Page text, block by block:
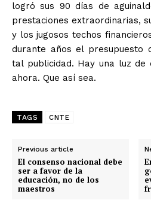
logró sus 90 días de
prestaciones extraordinarias,
y los jugosos techos
durante años el presupuesto
tal publicidad. Hay una luz de
ahora. Que así sea.
TAGS CNTE
Previous article
El consenso nacional debe
ser a favor de la
educación, no de los
maestros